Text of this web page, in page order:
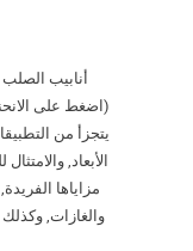
يتجزأ من
الأبعاد,
مزاياها
والغازات, وكذلك